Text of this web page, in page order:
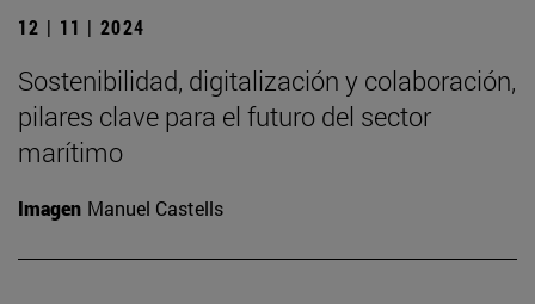
12 | 11 | 2024
Sostenibilidad, digitalización y colaboración,
pilares clave para el futuro del sector
marítimo
Imagen Manuel Castells